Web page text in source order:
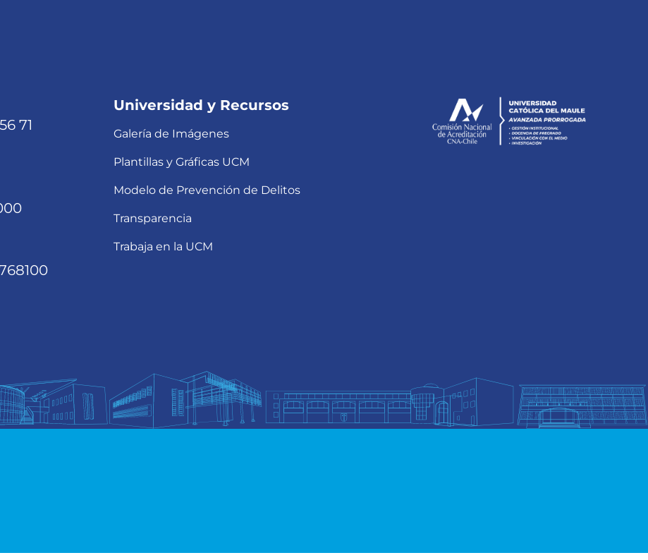
71
Universidad y Recursos
Galería de Imágenes
Plantillas y Gráficas UCM
Modelo de Prevención de Delitos
Transparencia
Trabaja en la UCM